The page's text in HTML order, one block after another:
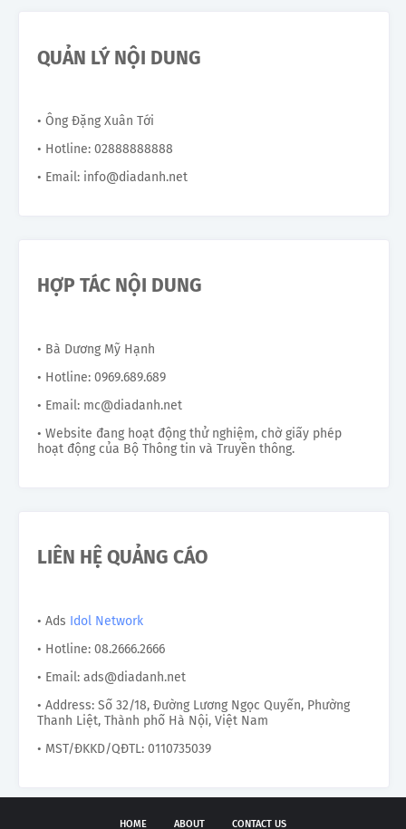
QUẢN LÝ NỘI DUNG
• Ông Đặng Xuân Tới
• Hotline: 02888888888
• Email: info@diadanh.net
HỢP TÁC NỘI DUNG
• Bà Dương Mỹ Hạnh
• Hotline: 0969.689.689
• Email: mc@diadanh.net
• Website đang hoạt động thử nghiệm, chờ giấy phép
hoạt động của Bộ Thông tin và Truyền thông.
LIÊN HỆ QUẢNG CÁO
• Ads Idol Network
• Hotline: 08.2666.2666
• Email: ads@diadanh.net
• Address: Số 32/18, Đường Lương Ngọc Quyến, Phường
Thanh Liệt, Thành phố Hà Nội, Việt Nam
• MST/ĐKKD/QĐTL: 0110735039
HOME ABOUT CONTACT US